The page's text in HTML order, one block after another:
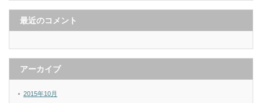
最近のコメント
アーカイブ
2015年10月